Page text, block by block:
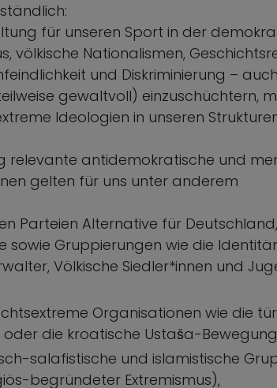
für unseren Sport in der
völkische Nationalismen,
und Diskriminierung –
gewaltvoll) einzuschüchtern,
Ideologien in unseren
relevante antidemokratische und
gelten für uns unter anderem
Parteien Alternative für
sowie Gruppierungen wie die
Völkische Siedler*innen und
Organisationen wie die
die kroatische Ustaša-
salafistische und islamistische
begründeter Extremismus),